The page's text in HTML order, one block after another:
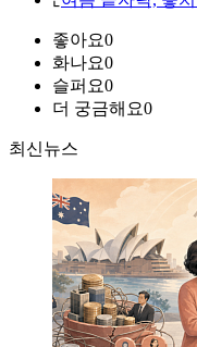
좋아요0
화나요0
슬퍼요0
더 궁금해요0
최신뉴스